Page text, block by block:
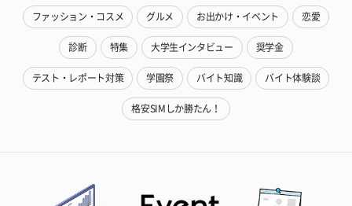
ファッション・コスメ グルメ お出かけ・イベント 恋愛
診断 特集 大学生インタビュー 奨学金
テスト・レポート対策 学園祭 バイト知識 バイト体験談
格安SIMしか勝たん！